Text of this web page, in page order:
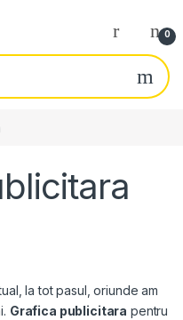
0
la tot pasul, oriunde am
Grafica publicitara pentru